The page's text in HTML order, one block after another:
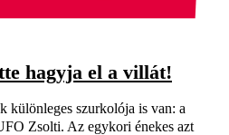
hagyja el a villát!
különleges szurkolója is van: a
Zsolti. Az egykori énekes azt